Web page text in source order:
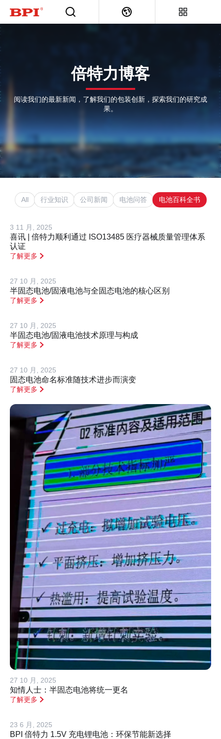
倍特力博客
阅读我们的最新新闻，了解我们的包装创新，探索我们的研究成
果。
All 行业知识 公司新闻 电池问答 电池百科全书
3 11 月, 2025
喜讯 | 倍特力顺利通过 ISO13485 医疗器械质量管理体系
认证
了解更多
27 10 月, 2025
半固态电池/固液电池与全固态电池的核心区别
了解更多
27 10 月, 2025
半固态电池/固液电池技术原理与构成
了解更多
27 10 月, 2025
固态电池命名标准随技术进步而演变
了解更多
27 10 月, 2025
知情人士：半固态电池将统一更名
了解更多
23 6 月, 2025
BPI 倍特力 1.5V 充电锂电池：环保节能新选择